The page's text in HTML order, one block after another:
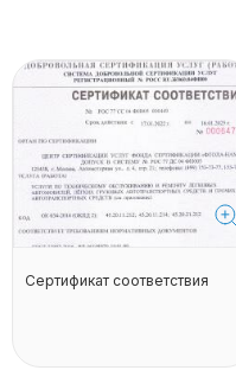
Сертификат соответствия